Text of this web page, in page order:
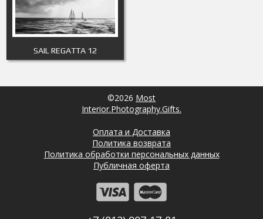
SAIL REGATTA 12
©2026 Most
Interior.Photography.Gifts.
Оплата и Доставка
Политика возврата
Политика обработки персональных данных
Публичная оферта